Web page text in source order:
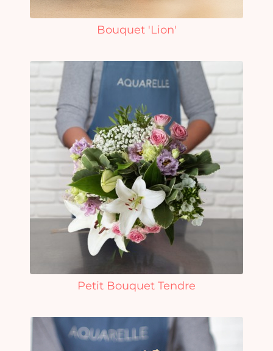
Bouquet 'Lion'
Petit Bouquet Tendre